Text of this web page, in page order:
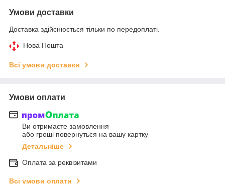
Умови доставки
Доставка здійснюється тільки по передоплаті.
Нова Пошта
Всі умови доставки
Умови оплати
Ви отримаєте замовлення
або гроші повернуться на вашу картку
Детальніше
Оплата за реквізитами
Всі умови оплати